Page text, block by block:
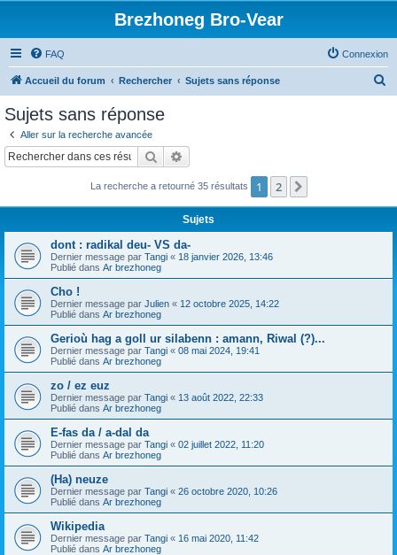
Brezhoneg Bro-Vear
FAQ Connexion
Accueil du forum Rechercher Sujets sans réponse
c
Sujets sans réponse
Aller sur la recherche avancée
Rechercher
La recherche a retourné 35 résultats 1 2
Sujets
dont : radikal deu- VS da-
Dernier message par Tangi « 18 janvier 2026, 13:46
Publié dans Ar brezhoneg
Cho !
Dernier message par Julien « 12 octobre 2025, 14:22
Publié dans Ar brezhoneg
Gerioù hag a goll ur silabenn : amann, Riwal (?)...
Dernier message par Tangi « 08 mai 2024, 19:41
Publié dans Ar brezhoneg
zo / ez euz
Dernier message par Tangi « 13 août 2022, 22:33
Publié dans Ar brezhoneg
E-fas da / a-dal da
Dernier message par Tangi « 02 juillet 2022, 11:20
Publié dans Ar brezhoneg
(Ha) neuze
Dernier message par Tangi « 26 octobre 2020, 10:26
Publié dans Ar brezhoneg
Wikipedia
Dernier message par Tangi « 16 mai 2020, 11:42
Publié dans Ar brezhoneg